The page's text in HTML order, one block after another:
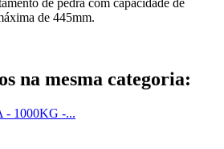
de pedra com capacidade de
de 445mm.
na mesma categoria: